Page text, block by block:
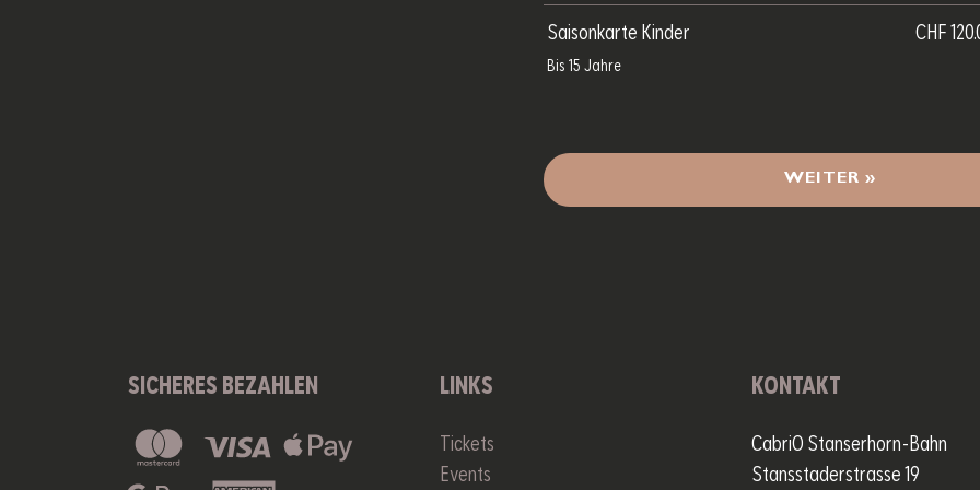
Saisonkarte Kinder
Bis 15 Jahre
CHF
WEITER »
SICHERES BEZAHLEN LINKS
Tickets
Events
KONTAKT
CabriO Stanserhorn-Bahn
Stansstaderstrasse 19